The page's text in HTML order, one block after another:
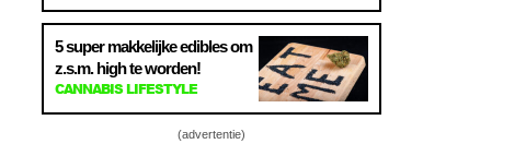
5 super makkelijke edibles om
z.s.m. high te worden!
CANNABIS LIFESTYLE
(advertentie)